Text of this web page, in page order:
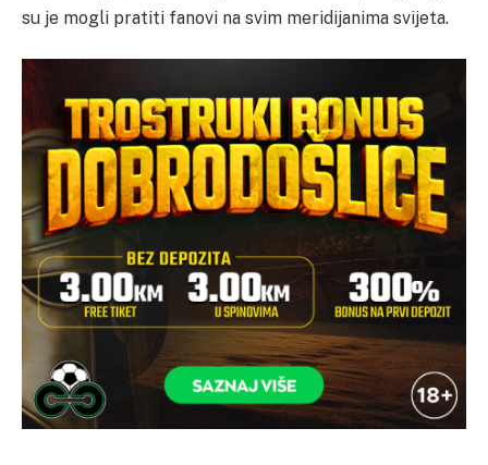
su je mogli pratiti fanovi na svim meridijanima svijeta.